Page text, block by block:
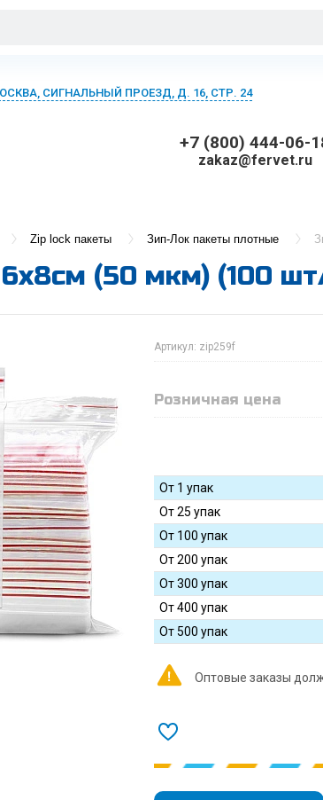
СИГНАЛЬНЫЙ ПРОЕЗД, Д. 16, СТР. 24
+7 (800) 444-06-
zakaz@fervet.ru
Zip lock пакеты Зип-Лок пакеты плотные
(50 мкм) (100
Артикул: zip259f
Розничная цена
От 1 упак
От 25 упак
От 100 упак
От 200 упак
От 300 упак
От 400 упак
От 500 упак
Оптовые заказы